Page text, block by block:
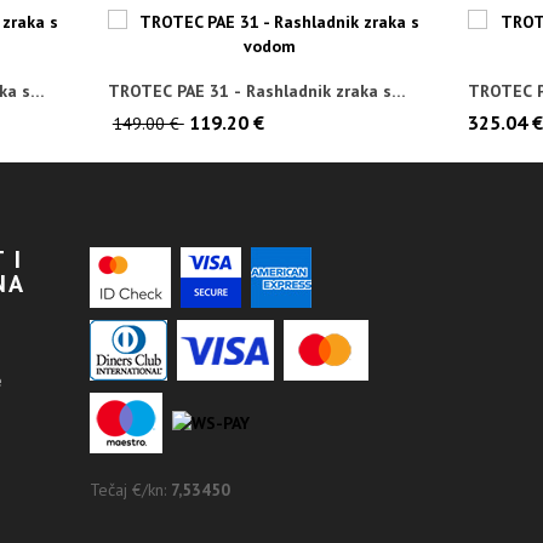
s
TROTEC PAE 31 - Rashladnik zraka s
149.00 € 119.20 €
TROTEC
325.04 €
I
Tečaj €/kn: 7,53450